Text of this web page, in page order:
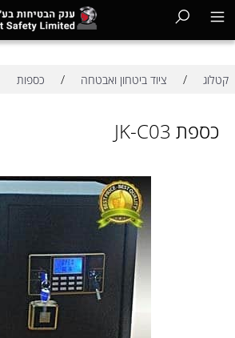
קטלוג / ציוד ביטחון ואבטחה / כספות
כספת JK-C03